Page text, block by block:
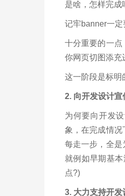
是啥，怎样完成
记牢banner一
十分重要的一点
你网页切图添充
这一阶段是标明
2. 向开发设计宣
为何要向开发
象，在完成情况
每走一步，全是
就例如早期基
点?)
3. 大力支持开